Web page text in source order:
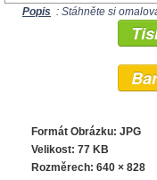
Popis : Stáhněte si
Formát Obrázku: JPG
Velikost: 77 KB
Rozměrech: 640 × 828